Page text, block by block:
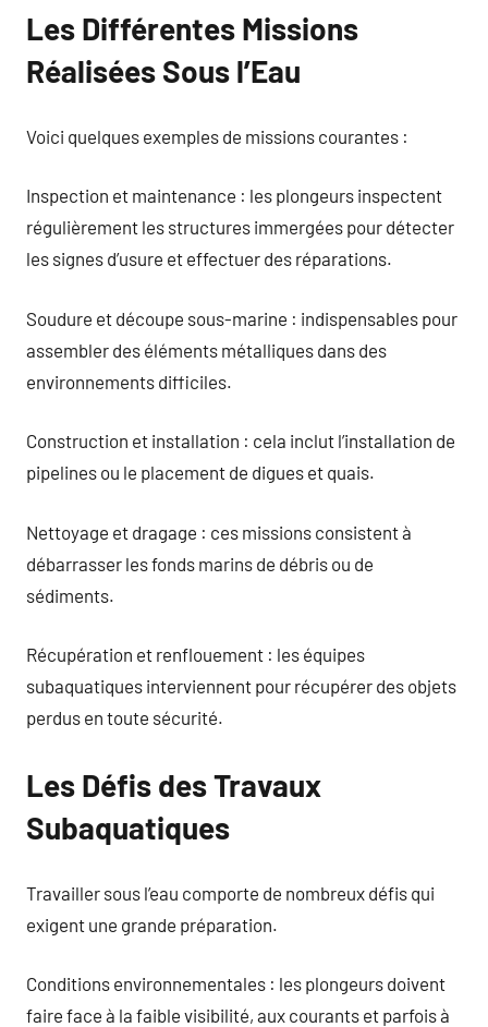
Les Différentes Missions
Réalisées Sous l’Eau
Voici quelques exemples de missions courantes :
Inspection et maintenance : les plongeurs inspectent
régulièrement les structures immergées pour détecter
les signes d’usure et effectuer des réparations.
Soudure et découpe sous-marine : indispensables pour
assembler des éléments métalliques dans des
environnements difficiles.
Construction et installation : cela inclut l’installation de
pipelines ou le placement de digues et quais.
Nettoyage et dragage : ces missions consistent à
débarrasser les fonds marins de débris ou de
sédiments.
Récupération et renflouement : les équipes
subaquatiques interviennent pour récupérer des objets
perdus en toute sécurité.
Les Défis des Travaux
Subaquatiques
Travailler sous l’eau comporte de nombreux défis qui
exigent une grande préparation.
Conditions environnementales : les plongeurs doivent
faire face à la faible visibilité, aux courants et parfois à